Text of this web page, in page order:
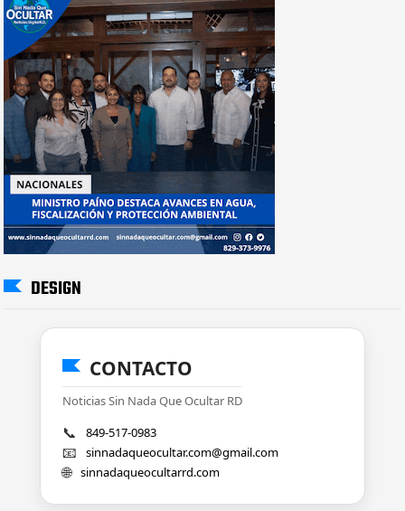
DESIGN
CONTACTO
Noticias Sin Nada Que Ocultar RD
📞 849-517-0983
📧 sinnadaqueocultar.com@gmail.com
🌐 sinnadaqueocultarrd.com